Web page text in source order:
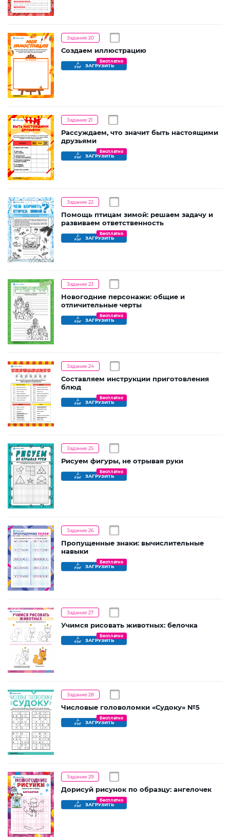
Задание 20
Создаем иллюстрацию
ЗАГРУЗИТЬ
Бесплатно
Задание 21
Рассуждаем, что значит быть настоящими
друзьями
ЗАГРУЗИТЬ
Бесплатно
Задание 22
Помощь птицам зимой: решаем задачу и
развиваем ответственность
ЗАГРУЗИТЬ
Бесплатно
Задание 23
Новогодние персонажи: общие и
отличительные черты
ЗАГРУЗИТЬ
Бесплатно
Задание 24
Составляем инструкции приготовления
блюд
ЗАГРУЗИТЬ
Бесплатно
Задание 25
Рисуем фигуры, не отрывая руки
ЗАГРУЗИТЬ
Бесплатно
Задание 26
Пропущенные знаки: вычислительные
навыки
ЗАГРУЗИТЬ
Бесплатно
Задание 27
Учимся рисовать животных: белочка
ЗАГРУЗИТЬ
Бесплатно
Задание 28
Числовые головоломки «Судоку» №5
ЗАГРУЗИТЬ
Бесплатно
Задание 29
Дорисуй рисунок по образцу: ангелочек
ЗАГРУЗИТЬ
Бесплатно